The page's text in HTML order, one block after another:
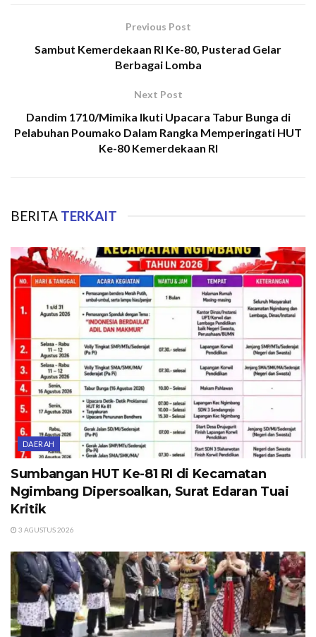
Previous Post
Sambut Kemerdekaan RI Ke-80, Pusterad Gelar
Berbagai Lomba
Next Post
Dandim 1710/Mimika Ikuti Upacara Tabur Bunga di
Pelabuhan Poumako Dalam Rangka Memperingati HUT
Ke-80 Kemerdekaan RI
BERITA TERKAIT
DAERAH
Sumbangan HUT Ke-81 RI di Kecamatan
Ngimbang Dipersoalkan, Surat Edaran Tuai
Kritik
3 AGUSTUS 2026